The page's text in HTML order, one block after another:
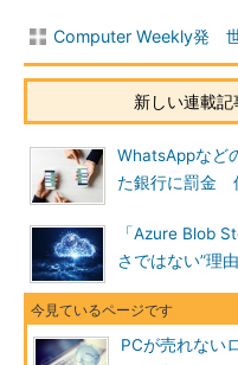
Computer Weekly発
新しい連載
WhatsAppなど
た銀行に罰金
「Azure Blob
さではない”理由
PCが売れない